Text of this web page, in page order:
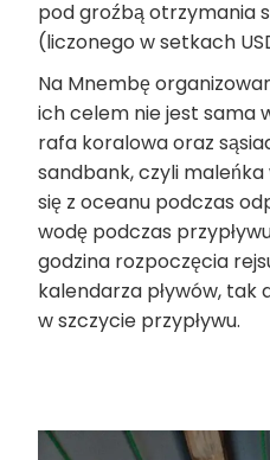
pod groźbą otrzymania
(liczonego w setkach
Na Mnembę
ich celem nie jest sama
rafa koralowa oraz
sandbank, czyli
się z oceanu podczas
wodę podczas
godzina rozpoczęcia
kalendarza pływów, tak
w szczycie przypływu.